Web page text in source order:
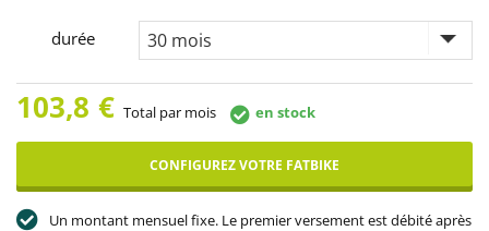
durée
103,8 € Total par mois en stock
CONFIGUREZ VOTRE FATBIKE
Un montant mensuel fixe. Le premier versement est débité après